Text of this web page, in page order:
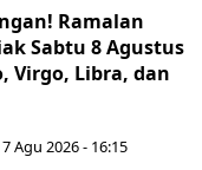
Ramalan
Sabtu 8 Agustus
Virgo, Libra, dan
Agu 2026 - 16:15